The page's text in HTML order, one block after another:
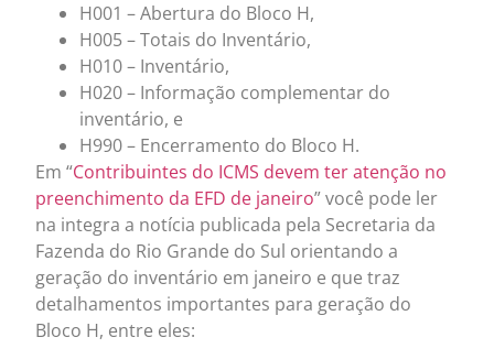
H001 – Abertura do Bloco H,
H005 – Totais do Inventário,
H010 – Inventário,
H020 – Informação complementar do
inventário, e
H990 – Encerramento do Bloco H.
Em “Contribuintes do ICMS devem ter atenção no
preenchimento da EFD de janeiro” você pode ler
na integra a notícia publicada pela Secretaria da
Fazenda do Rio Grande do Sul orientando a
geração do inventário em janeiro e que traz
detalhamentos importantes para geração do
Bloco H, entre eles: